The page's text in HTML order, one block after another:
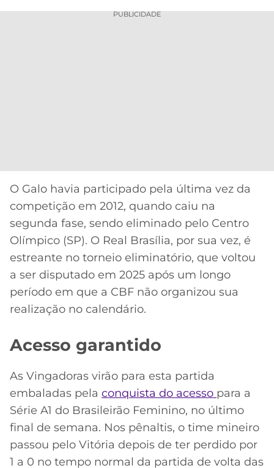
PUBLICIDADE
O Galo havia participado pela última vez da
competição em 2012, quando caiu na
segunda fase, sendo eliminado pelo Centro
Olímpico (SP). O Real Brasília, por sua vez, é
estreante no torneio eliminatório, que voltou
a ser disputado em 2025 após um longo
período em que a CBF não organizou sua
realização no calendário.
Acesso garantido
As Vingadoras virão para esta partida
embaladas pela conquista do acesso para a
Série A1 do Brasileirão Feminino, no último
final de semana. Nos pênaltis, o time mineiro
passou pelo Vitória depois de ter perdido por
1 a 0 no tempo normal da partida de volta das